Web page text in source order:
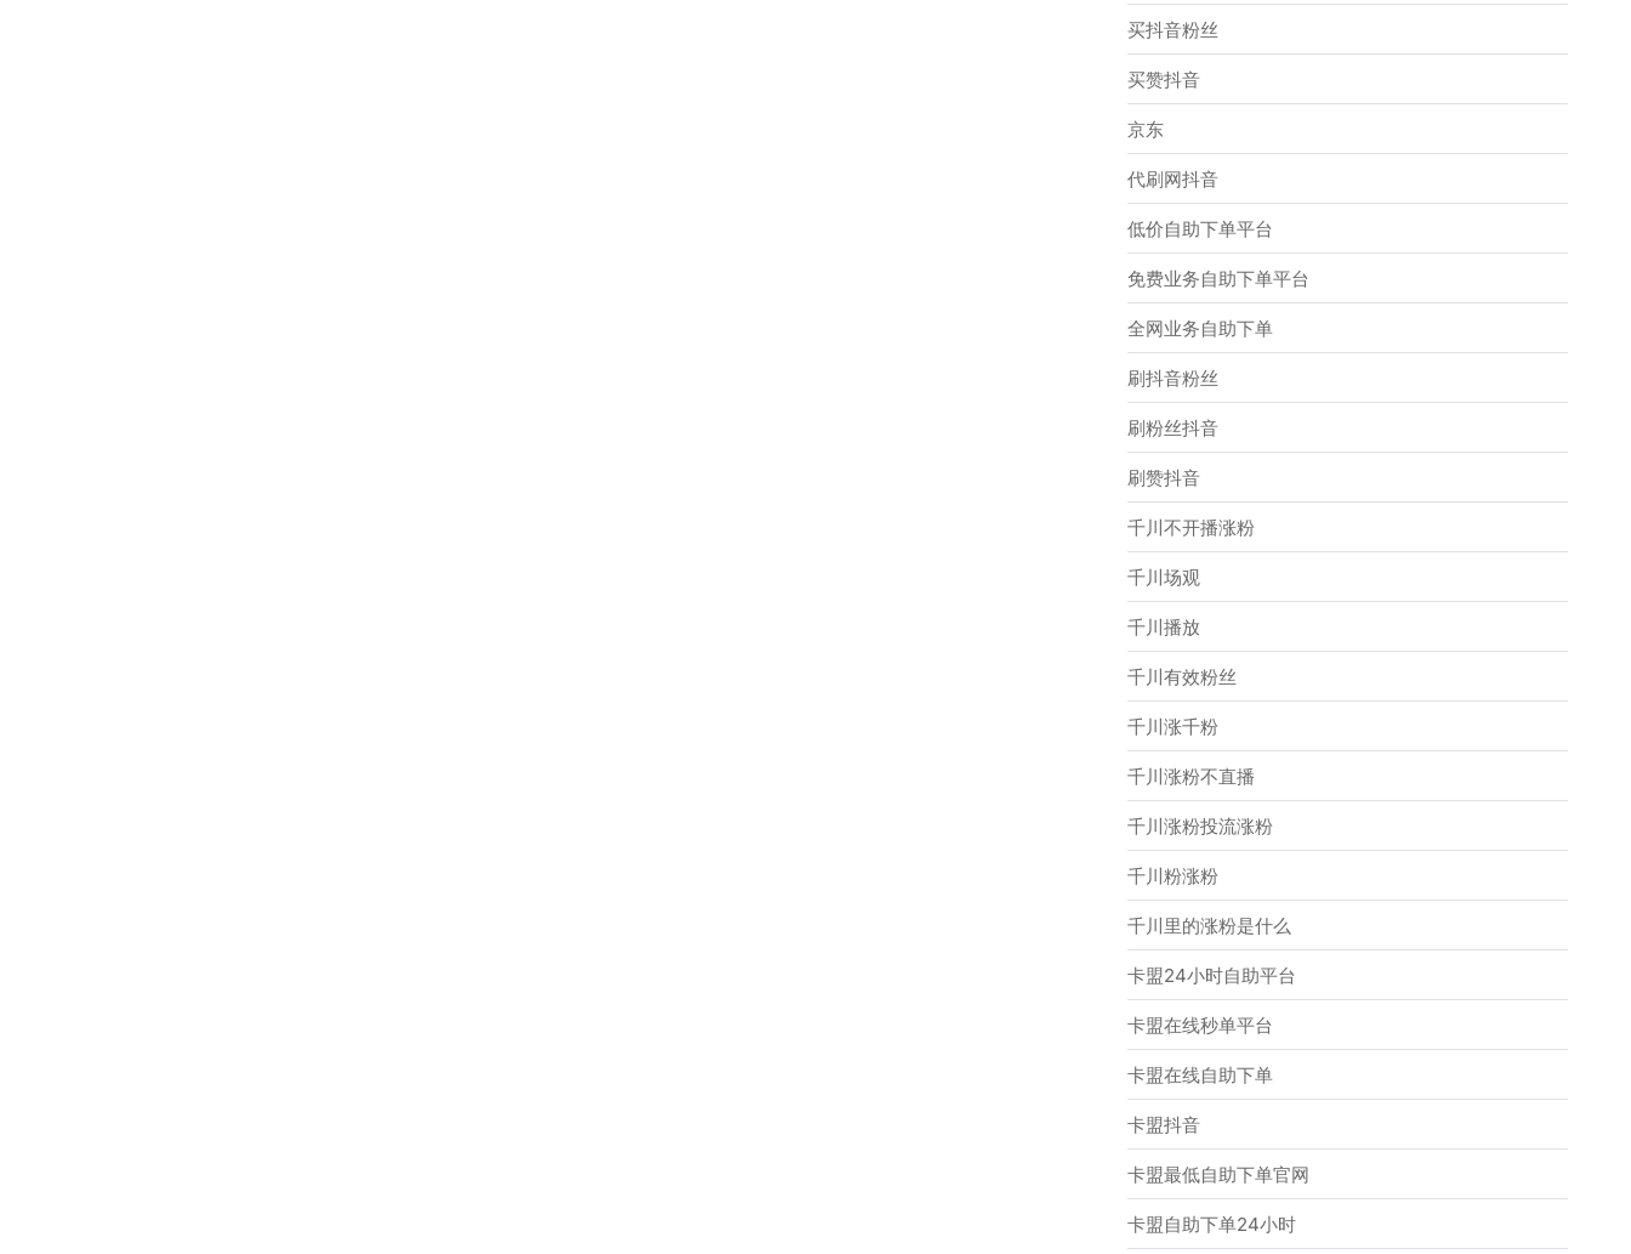
买抖音粉丝
买赞抖音
京东
代刷网抖音
低价自助下单平台
免费业务自助下单平台
全网业务自助下单
刷抖音粉丝
刷粉丝抖音
刷赞抖音
千川不开播涨粉
千川场观
千川播放
千川有效粉丝
千川涨千粉
千川涨粉不直播
千川涨粉投流涨粉
千川粉涨粉
千川里的涨粉是什么
卡盟24小时自助平台
卡盟在线秒单平台
卡盟在线自助下单
卡盟抖音
卡盟最低自助下单官网
卡盟自助下单24小时